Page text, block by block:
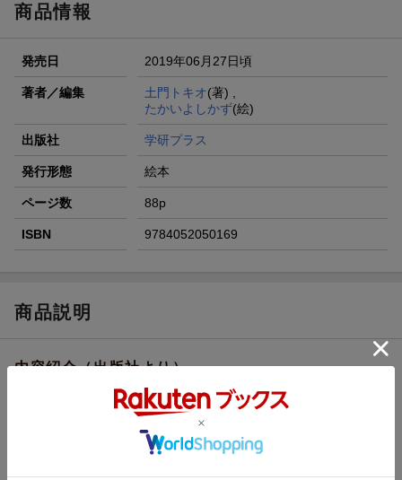
商品情報
発売日 2019年06月27日頃
著者／編集 土門トキオ(著) ,
たかいよしかず(絵)
出版社 学研プラス
発行形態 絵本
ページ数 88p
ISBN 9784052050169
商品説明
内容紹介（出版社より）
★☆★☆★☆★☆★☆★☆★☆★☆★☆★☆★☆★
ネッシー、ビッグフット、カッパ……
この世にいるのか、いないのか、